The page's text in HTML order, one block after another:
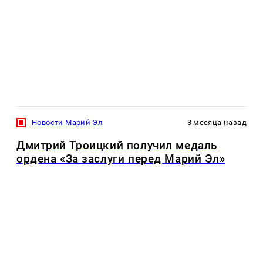
Новости Марий Эл 3 месяца назад
Дмитрий Троицкий получил медаль
ордена «За заслуги перед Марий Эл»